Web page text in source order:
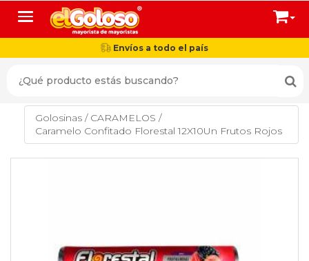
Toggle navigation
Envíos a todo el país
Golosinas / CARAMELOS /
Caramelo Confitado Florestal 12X10Un Frutos Rojos